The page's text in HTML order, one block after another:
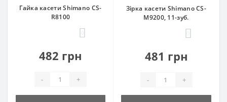
Гайка касети Shimano CS-
R8100
482 грн
- +
Зірка касети Shimano CS-
М9200, 11-зуб.
481 грн
- +